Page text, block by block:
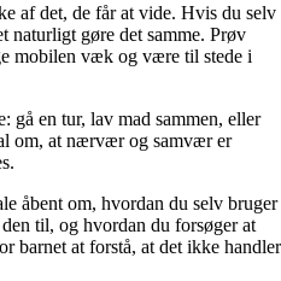
af det, de får at vide. Hvis du selv
naturligt gøre det samme. Prøv
mobilen væk og være til stede i
en tur, lav mad sammen, eller
om, at nærvær og samvær er
åbent om, hvordan du selv bruger
til, og hvordan du forsøger at
barnet at forstå, at det ikke handler